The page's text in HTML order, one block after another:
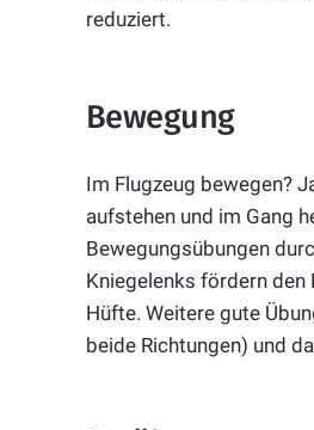
reduziert.
Bewegung
Im Flugzeug bewegen?
aufstehen und im Gang
Bewegungsübungen
Kniegelenks fördern
Hüfte. Weitere gute
beide Richtungen) und